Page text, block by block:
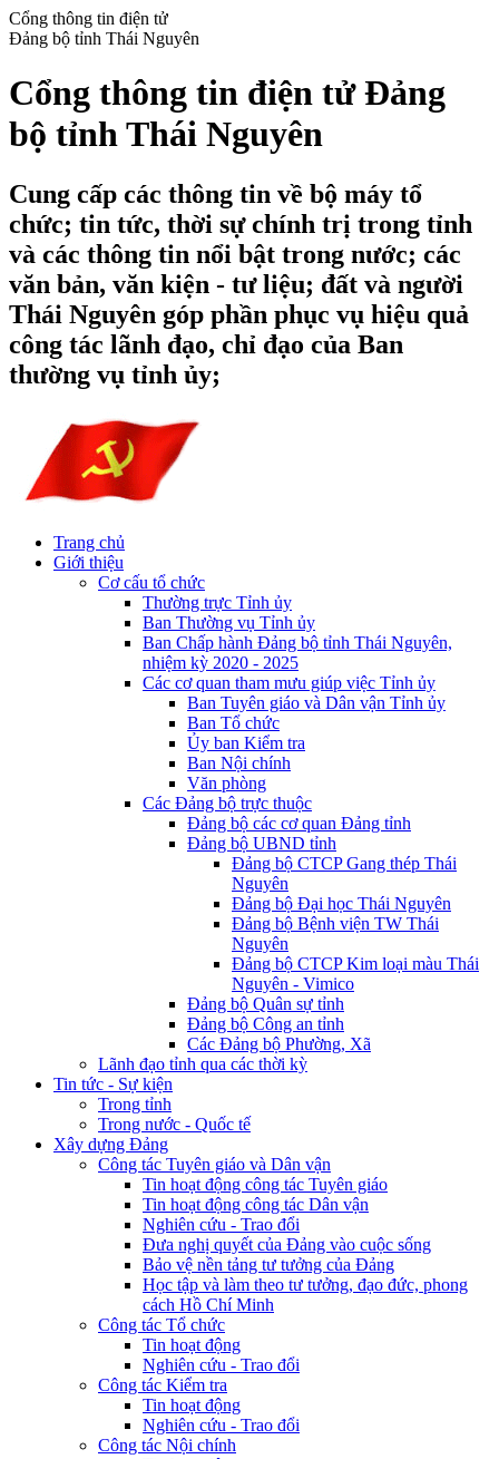
Cổng thông tin điện tử
Đảng bộ tỉnh Thái Nguyên
Cổng thông tin điện tử Đảng
bộ tỉnh Thái Nguyên
Cung cấp các thông tin về bộ máy tổ
chức; tin tức, thời sự chính trị trong tỉnh
và các thông tin nổi bật trong nước; các
văn bản, văn kiện - tư liệu; đất và người
Thái Nguyên góp phần phục vụ hiệu quả
công tác lãnh đạo, chỉ đạo của Ban
thường vụ tỉnh ủy;
Trang chủ
Giới thiệu
Cơ cấu tổ chức
Thường trực Tỉnh ủy
Ban Thường vụ Tỉnh ủy
Ban Chấp hành Đảng bộ tỉnh Thái Nguyên,
nhiệm kỳ 2020 - 2025
Các cơ quan tham mưu giúp việc Tỉnh ủy
Ban Tuyên giáo và Dân vận Tỉnh ủy
Ban Tổ chức
Ủy ban Kiểm tra
Ban Nội chính
Văn phòng
Các Đảng bộ trực thuộc
Đảng bộ các cơ quan Đảng tỉnh
Đảng bộ UBND tỉnh
Đảng bộ CTCP Gang thép Thái
Nguyên
Đảng bộ Đại học Thái Nguyên
Đảng bộ Bệnh viện TW Thái
Nguyên
Đảng bộ CTCP Kim loại màu Thái
Nguyên - Vimico
Đảng bộ Quân sự tỉnh
Đảng bộ Công an tỉnh
Các Đảng bộ Phường, Xã
Lãnh đạo tỉnh qua các thời kỳ
Tin tức - Sự kiện
Trong tỉnh
Trong nước - Quốc tế
Xây dựng Đảng
Công tác Tuyên giáo và Dân vận
Tin hoạt động công tác Tuyên giáo
Tin hoạt động công tác Dân vận
Nghiên cứu - Trao đổi
Đưa nghị quyết của Đảng vào cuộc sống
Bảo vệ nền tảng tư tưởng của Đảng
Học tập và làm theo tư tưởng, đạo đức, phong
cách Hồ Chí Minh
Công tác Tổ chức
Tin hoạt động
Nghiên cứu - Trao đổi
Công tác Kiểm tra
Tin hoạt động
Nghiên cứu - Trao đổi
Công tác Nội chính